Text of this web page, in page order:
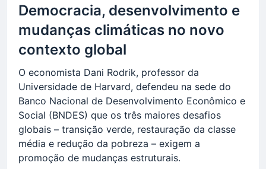
por meio do medo.
Temos também uma
sociedade polarizada, o que cria um terreno fértil
para o discurso conspiratório”, disse à Agência
Brasil.
“Ela [a desinformação] funciona como um funil de
vendas: primeiro,espalha medo com alegações
falsas sobre vacinas e, depois, oferece produtos,
cursos e terapias como supostas ‘curas’. O
antivacinismo virou um mercado, onde o pânico é
transformado em lucro. Essas comunidades
exploram o medo, misturam pseudociência com
Democracia, desenvolvimento e
mudanças climáticas no novo
contexto global
O economista Dani Rodrik, professor da
Universidade de Harvard, defendeu na sede do
Banco Nacional de Desenvolvimento Econômico e
Social (BNDES) que os três maiores desafios
globais – transição verde, restauração da classe
média e redução da pobreza – exigem a
promoção de mudanças estruturais.